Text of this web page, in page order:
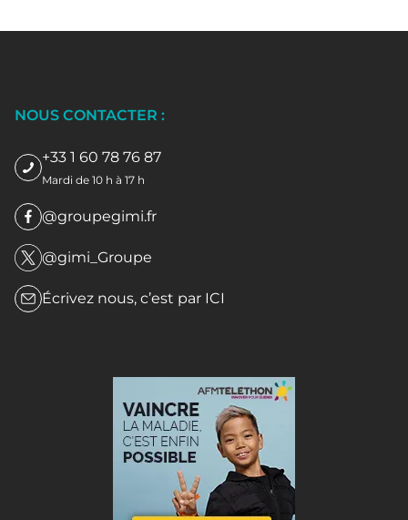
NOUS CONTACTER :
+33 1 60 78 76 87
Mardi de 10 h à 17 h
@groupegimi.fr
@gimi_Groupe
Écrivez nous, c’est par ICI